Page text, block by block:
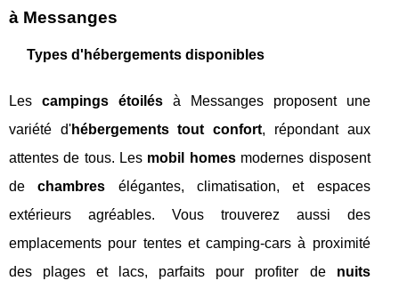
à Messanges
Types d'hébergements disponibles
Les campings étoilésà Messanges proposent une
variété d'hébergements tout confort, répondant aux
attentes de tous. Les mobil homesmodernes disposent
dechambres élégantes, climatisation, et espaces
extérieurs agréables. Vous trouverez aussi des
emplacements pour tentes et camping-cars à proximité
des plages et lacs, parfaits pour profiter de nuits